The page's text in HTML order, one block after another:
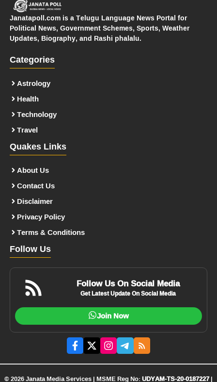
Janatapoll.com is a Telugu Language News Portal for
Political News, Government Schemes, Sports, Weather
Updates, Biography, and Rashi phalalu.
Categories
Astrology
Health
Technology
Travel
Quakes Links
About Us
Contact Us
Disclaimer
Privacy Policy
Terms & Conditions
Follow Us
Follow Us On Social Media
Get Latest Update On Social Media
Join Now
© 2026 Janata Media Services | MSME Reg No:UDYAM-TS-20-0187227|